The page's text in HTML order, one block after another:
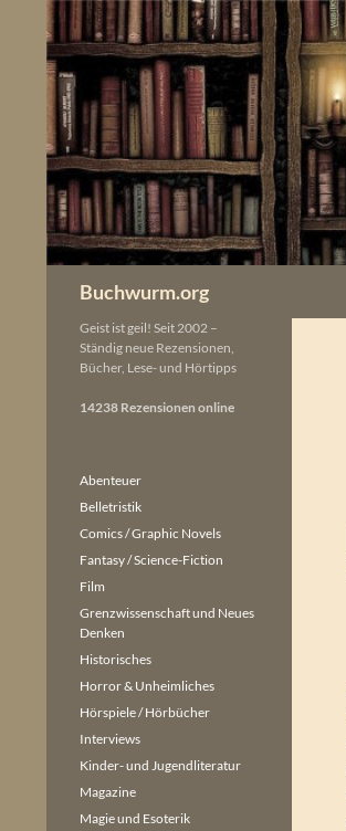
springen
Buchwurm.org
Geist ist geil! Seit 2002 –
Ständig neue Rezensionen,
Bücher, Lese- und Hörtipps
14238 Rezensionen online
Abenteuer
Belletristik
Comics / Graphic Novels
Fantasy / Science-Fiction
Film
Grenzwissenschaft und Neues
Denken
Historisches
Horror & Unheimliches
Hörspiele / Hörbücher
Interviews
Kinder- und Jugendliteratur
Magazine
Magie und Esoterik